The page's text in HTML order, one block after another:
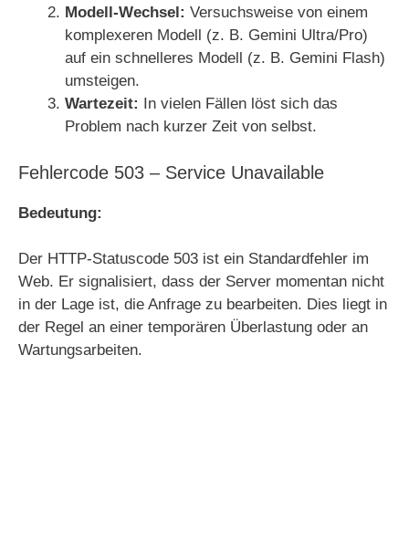
Modell-Wechsel: Versuchsweise von einem
komplexeren Modell (z. B. Gemini Ultra/Pro)
auf ein schnelleres Modell (z. B. Gemini Flash)
umsteigen.
Wartezeit: In vielen Fällen löst sich das
Problem nach kurzer Zeit von selbst.
Fehlercode 503 – Service Unavailable
Bedeutung:
Der HTTP-Statuscode 503 ist ein Standardfehler im
Web. Er signalisiert, dass der Server momentan nicht
in der Lage ist, die Anfrage zu bearbeiten. Dies liegt in
der Regel an einer temporären Überlastung oder an
Wartungsarbeiten.